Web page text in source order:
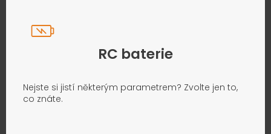
RC baterie
Nejste si jistí některým parametrem? Zvolte jen to,
co znáte.